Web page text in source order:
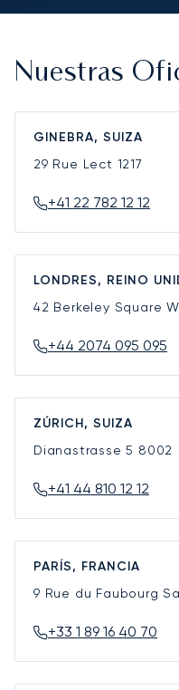
Nuestras
GINEBRA, SUIZA
29 Rue Lect 1217
+41 22 782 12 12
LONDRES, REINO
42 Berkeley Square
+44 2074 095 095
ZÚRICH, SUIZA
Dianastrasse 5 8002
+41 44 810 12 12
PARÍS, FRANCIA
9 Rue du Faubourg
+33 1 89 16 40 70